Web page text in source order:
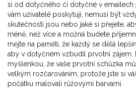
si od dotyčného či dotyčné v emailech
vám uživatelé poskytují, nemusí být
skutečnosti jsou nebo jaké si přejete,
méně, než více a možná budete
mějte na paměti, že každý se dělá
aby v dotyčném vzbudil prvotní zájem.
myšlenkou, že vaše prvotní schůzka
velkým rozčarováním, protože jste si
počátku malovali růžovými barvami.